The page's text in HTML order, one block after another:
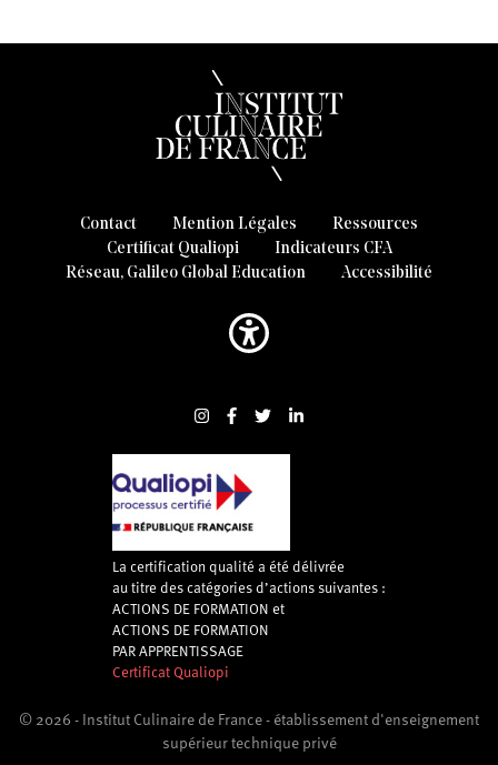
Contact Mention Légales
Ressources
Certificat Qualiopi
Indicateurs CFA
Réseau, Galileo Global Education
Accessibilité
La certification qualité a été délivrée
au titre des catégories d’actions suivantes :
ACTIONS DE FORMATION et
ACTIONS DE FORMATION
PAR APPRENTISSAGE
Certificat Qualiopi
© 2026 - Institut Culinaire de France - établissement d'enseignement
supérieur technique privé